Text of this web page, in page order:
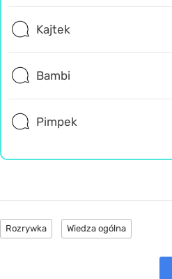
Kajtek
Bambi
Pimpek
Rozrywka Wiedza ogólna